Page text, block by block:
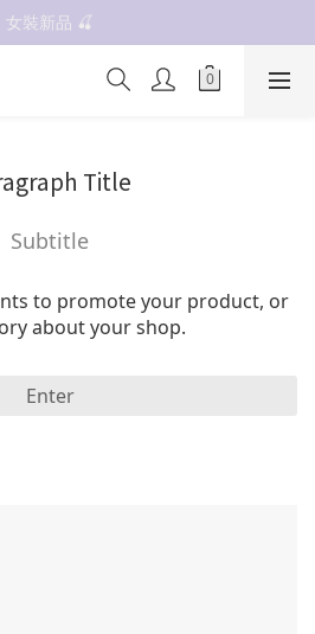
防曬外套 $299🧊🧊
女裝新品 🍒
多款任選✨  點我看全部
Title
Subtitle
to promote your product, or
about your shop.
Enter